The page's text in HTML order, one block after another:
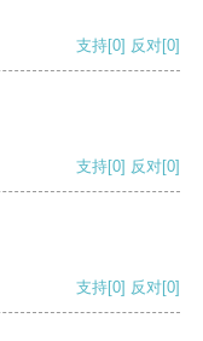
支持[0] 反对[0]
支持[0] 反对[0]
支持[0] 反对[0]